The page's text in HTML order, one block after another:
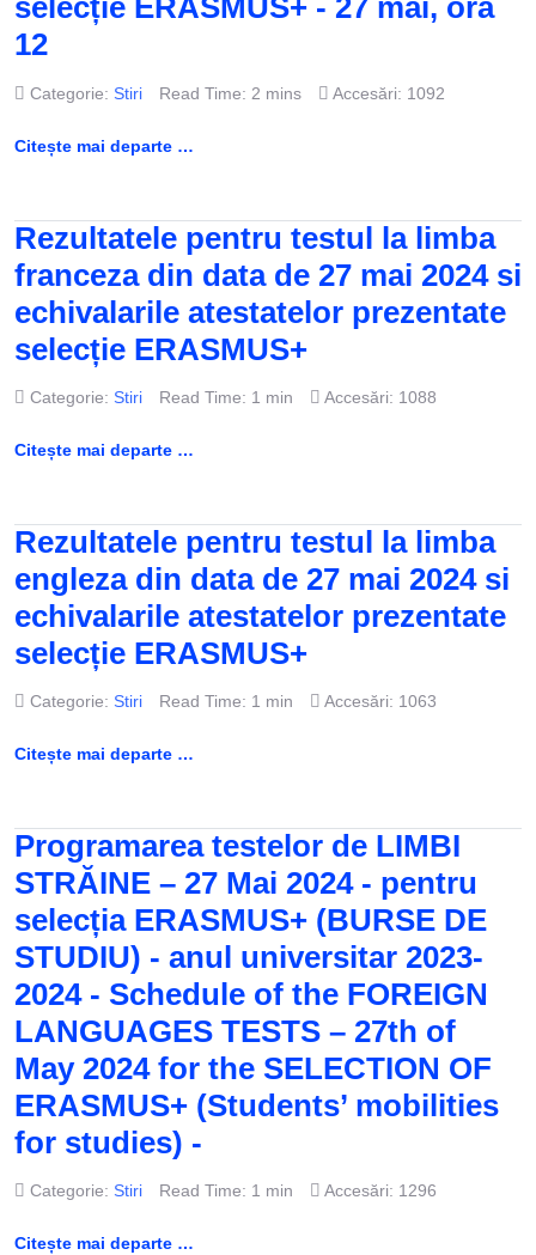
selecție ERASMUS+ - 27 mai, ora
12
Categorie: Stiri Read Time: 2 mins Accesări: 1092
Citește mai departe …
Rezultatele pentru testul la limba
franceza din data de 27 mai 2024 si
echivalarile atestatelor prezentate
selecție ERASMUS+
Categorie: Stiri Read Time: 1 min Accesări: 1088
Citește mai departe …
Rezultatele pentru testul la limba
engleza din data de 27 mai 2024 si
echivalarile atestatelor prezentate
selecție ERASMUS+
Categorie: Stiri Read Time: 1 min Accesări: 1063
Citește mai departe …
Programarea testelor de LIMBI
STRĂINE – 27 Mai 2024 - pentru
selecția ERASMUS+ (BURSE DE
STUDIU) - anul universitar 2023-
2024 - Schedule of the FOREIGN
LANGUAGES TESTS – 27th of
May 2024 for the SELECTION OF
ERASMUS+ (Students’ mobilities
for studies) -
Categorie: Stiri Read Time: 1 min Accesări: 1296
Citește mai departe …